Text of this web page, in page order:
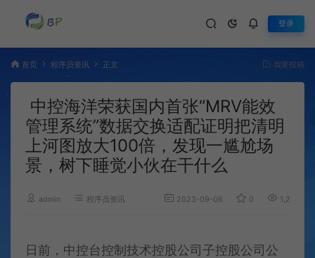
登录
首页 程序员资讯 正文 我要投稿
中控海洋荣获国内首张“MRV能效
管理系统”数据交换适配证明把清明
上河图放大100倍，发现一尴尬场
景，树下睡觉小伙在干什么
admin 程序员资讯 2023-09-06 0 1,293
日前，中控台控制技术控股公司子控股公司公